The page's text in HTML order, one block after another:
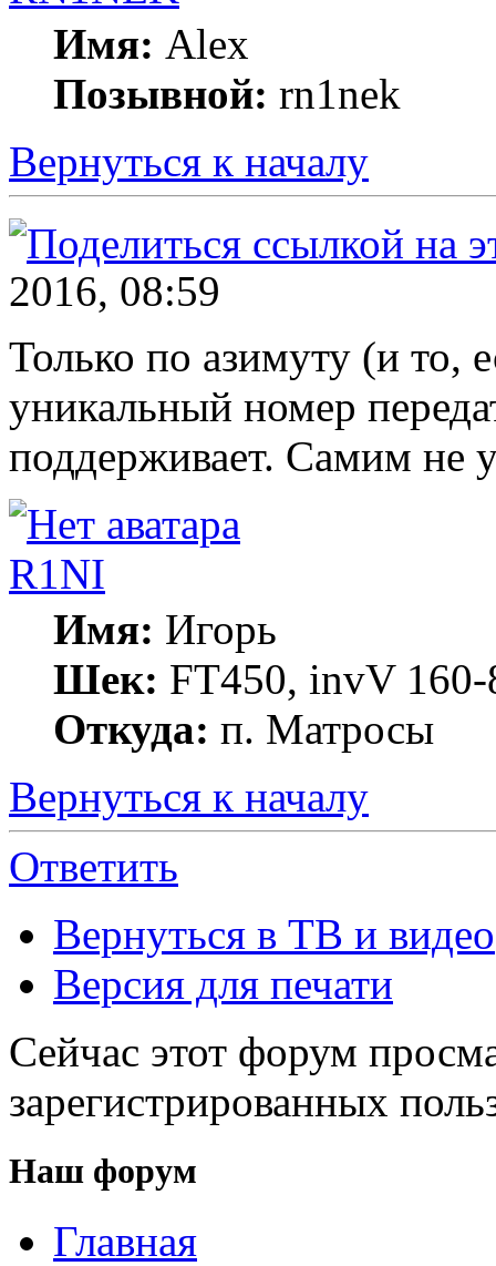
Имя: Alex
Позывной: rn1nek
Вернуться к началу
2016, 08:59
Только по азимуту (и то,
уникальный номер
поддерживает. Самим не
R1NI
Имя: Игорь
Шек: FT450, invV
Откуда: п. Матросы
Вернуться к началу
Ответить
Вернуться в ТВ и видео
Версия для печати
Сейчас этот форум
зарегистрированных
Наш форум
Главная